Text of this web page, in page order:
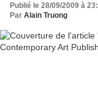
Publié le 28/09/2009 à
Par Alain Truong